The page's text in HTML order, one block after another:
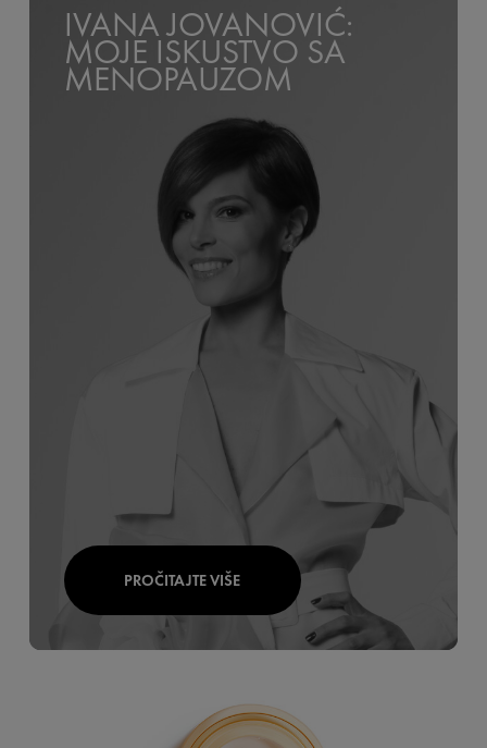
IVANA JOVANOVIĆ:
MOJE ISKUSTVO SA
MENOPAUZOM
PROČITAJTE VIŠE